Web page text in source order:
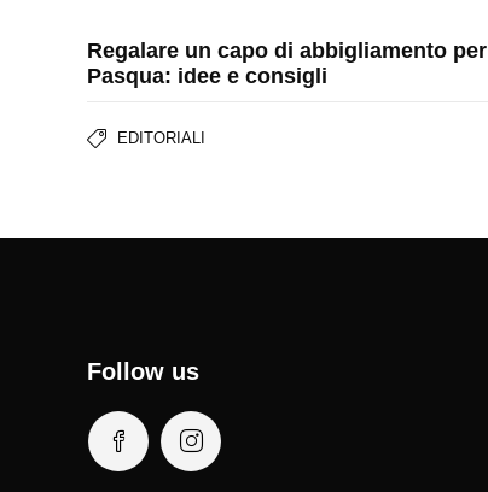
Regalare un capo di abbigliamento per
Pasqua: idee e consigli
EDITORIALI
Follow us